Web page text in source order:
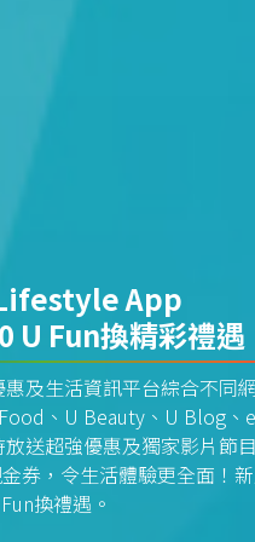
App
U Fun換精彩禮遇
及生活資訊平台綜合不同
、U Beauty、U Blog、
放送超強優惠及獨家影片節
券，令生活體驗更全面！
換禮遇。